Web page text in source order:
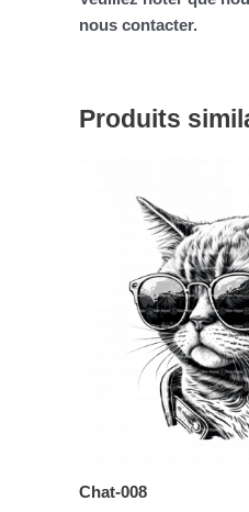
nous contacter.
Produits
Chat-008